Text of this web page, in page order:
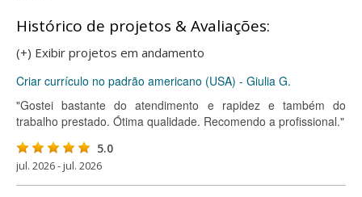
Histórico de projetos & Avaliações:
(+) Exibir projetos em andamento
Criar currículo no padrão americano (USA) - Giulia G.
"Gostei bastante do atendimento e rapidez e também do
trabalho prestado. Ótima qualidade. Recomendo a profissional."
5.0
jul. 2026 - jul. 2026